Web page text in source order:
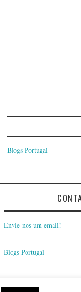
Blogs Portugal
Envie-nos um email!
Blogs Portugal